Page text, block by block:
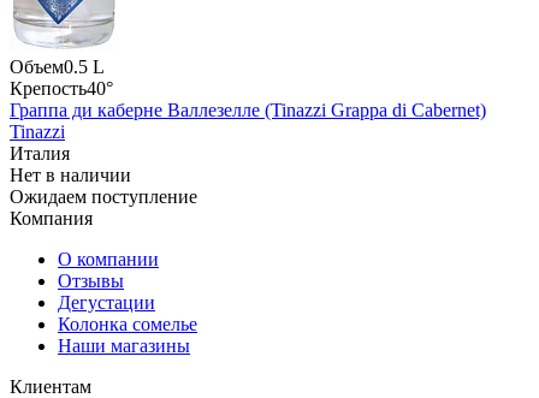
Объем0.5 L
Крепость40°
Граппа ди каберне Валлезелле (Tinazzi Grappa di Cabernet)
Tinazzi
Италия
Нет в наличии
Ожидаем поступление
Компания
О компании
Отзывы
Дегустации
Колонка сомелье
Наши магазины
Клиентам